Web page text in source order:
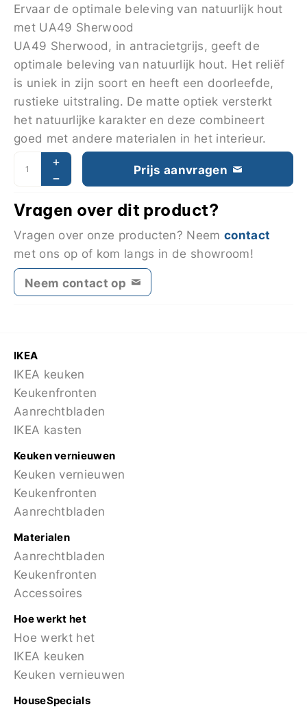
Ervaar de optimale beleving van natuurlijk hout
met UA49 Sherwood
UA49 Sherwood, in antracietgrijs, geeft de
optimale beleving van natuurlijk hout. Het reliëf
is uniek in zijn soort en heeft een doorleefde,
rustieke uitstraling. De matte optiek versterkt
het natuurlijke karakter en deze combineert
goed met andere materialen in het interieur.
Prijs aanvragen
Vragen over dit product?
Vragen over onze producten? Neem contact
met ons op of kom langs in de showroom!
Neem contact op
IKEA
IKEA keuken
Keukenfronten
Aanrechtbladen
IKEA kasten
Keuken vernieuwen
Keuken vernieuwen
Keukenfronten
Aanrechtbladen
Materialen
Aanrechtbladen
Keukenfronten
Accessoires
Hoe werkt het
Hoe werkt het
IKEA keuken
Keuken vernieuwen
HouseSpecials